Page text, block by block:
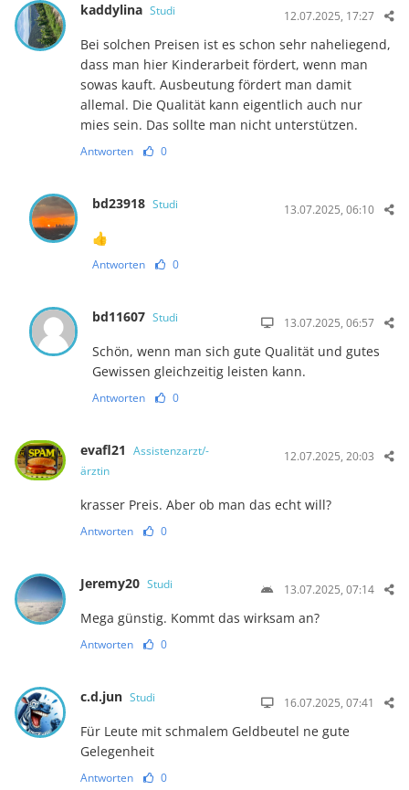
kaddylina Studi 12.07.2025, 17:27
Bei solchen Preisen ist es schon sehr naheliegend,
dass man hier Kinderarbeit fördert, wenn man
sowas kauft. Ausbeutung fördert man damit
allemal. Die Qualität kann eigentlich auch nur
mies sein. Das sollte man nicht unterstützen.
Antworten 0
bd23918 Studi 13.07.2025, 06:10
👍
Antworten 0
bd11607 Studi 13.07.2025, 06:57
Schön, wenn man sich gute Qualität und gutes
Gewissen gleichzeitig leisten kann.
Antworten 0
evafl21 Assistenzarzt/-
ärztin
12.07.2025, 20:03
krasser Preis. Aber ob man das echt will?
Antworten 0
Jeremy20 Studi 13.07.2025, 07:14
Mega günstig. Kommt das wirksam an?
Antworten 0
c.d.jun Studi 16.07.2025, 07:41
Für Leute mit schmalem Geldbeutel ne gute
Gelegenheit
Antworten 0